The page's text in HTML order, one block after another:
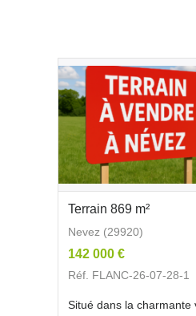
Terrain 869 m²
Nevez (29920)
142 000 €
Réf. FLANC-26-07-28-1
Situé dans la charmante